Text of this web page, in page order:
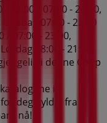
- 22:00 / 07:00 - 23:00,
Onsdag 07:00 - 22:00
/ 07:00 - 23:00,
08:00 - 21:00.
i denne Coop
i
deg gyldig fra
nå!